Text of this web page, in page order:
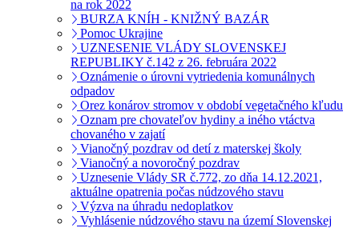
na rok 2022
BURZA KNÍH - KNIŽNÝ BAZÁR
Pomoc Ukrajine
UZNESENIE VLÁDY SLOVENSKEJ
REPUBLIKY č.142 z 26. februára 2022
Oznámenie o úrovni vytriedenia komunálnych
odpadov
Orez konárov stromov v období vegetačného kľudu
Oznam pre chovateľov hydiny a iného vtáctva
chovaného v zajatí
Vianočný pozdrav od detí z materskej školy
Vianočný a novoročný pozdrav
Uznesenie Vlády SR č.772, zo dňa 14.12.2021,
aktuálne opatrenia počas núdzového stavu
Výzva na úhradu nedoplatkov
Vyhlásenie núdzového stavu na území Slovenskej